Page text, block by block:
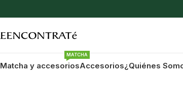
Matcha y accesorios
MATCHA
Accesorios¿Quiénes